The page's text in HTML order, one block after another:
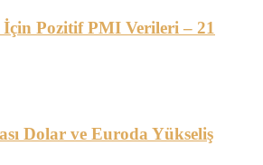
Pozitif PMI Verileri – 21
Dolar ve Euroda Yükseliş